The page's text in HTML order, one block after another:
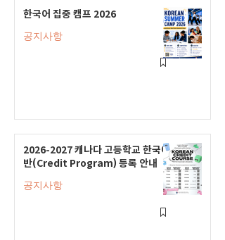
한국어 집중 캠프 2026
공지사항
2026-2027 캐나다 고등학교 한국어
반(Credit Program) 등록 안내
공지사항